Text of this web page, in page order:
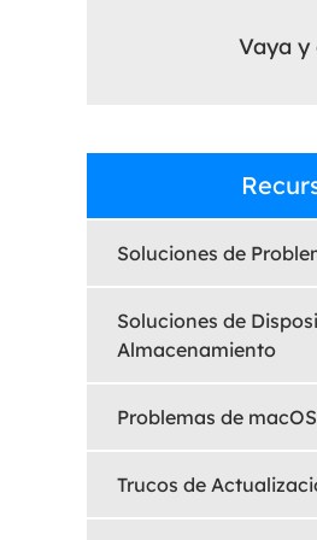
Vaya y
Soluciones de
Soluciones de
Almacenamiento
Problemas de macOS
Trucos de